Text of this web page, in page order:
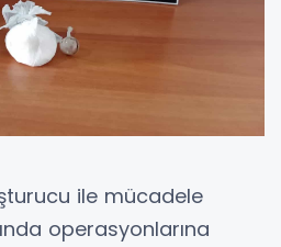
ile mücadele
operasyonlarına